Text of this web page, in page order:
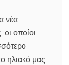
νέα
οποίοι
ηλιακό μας